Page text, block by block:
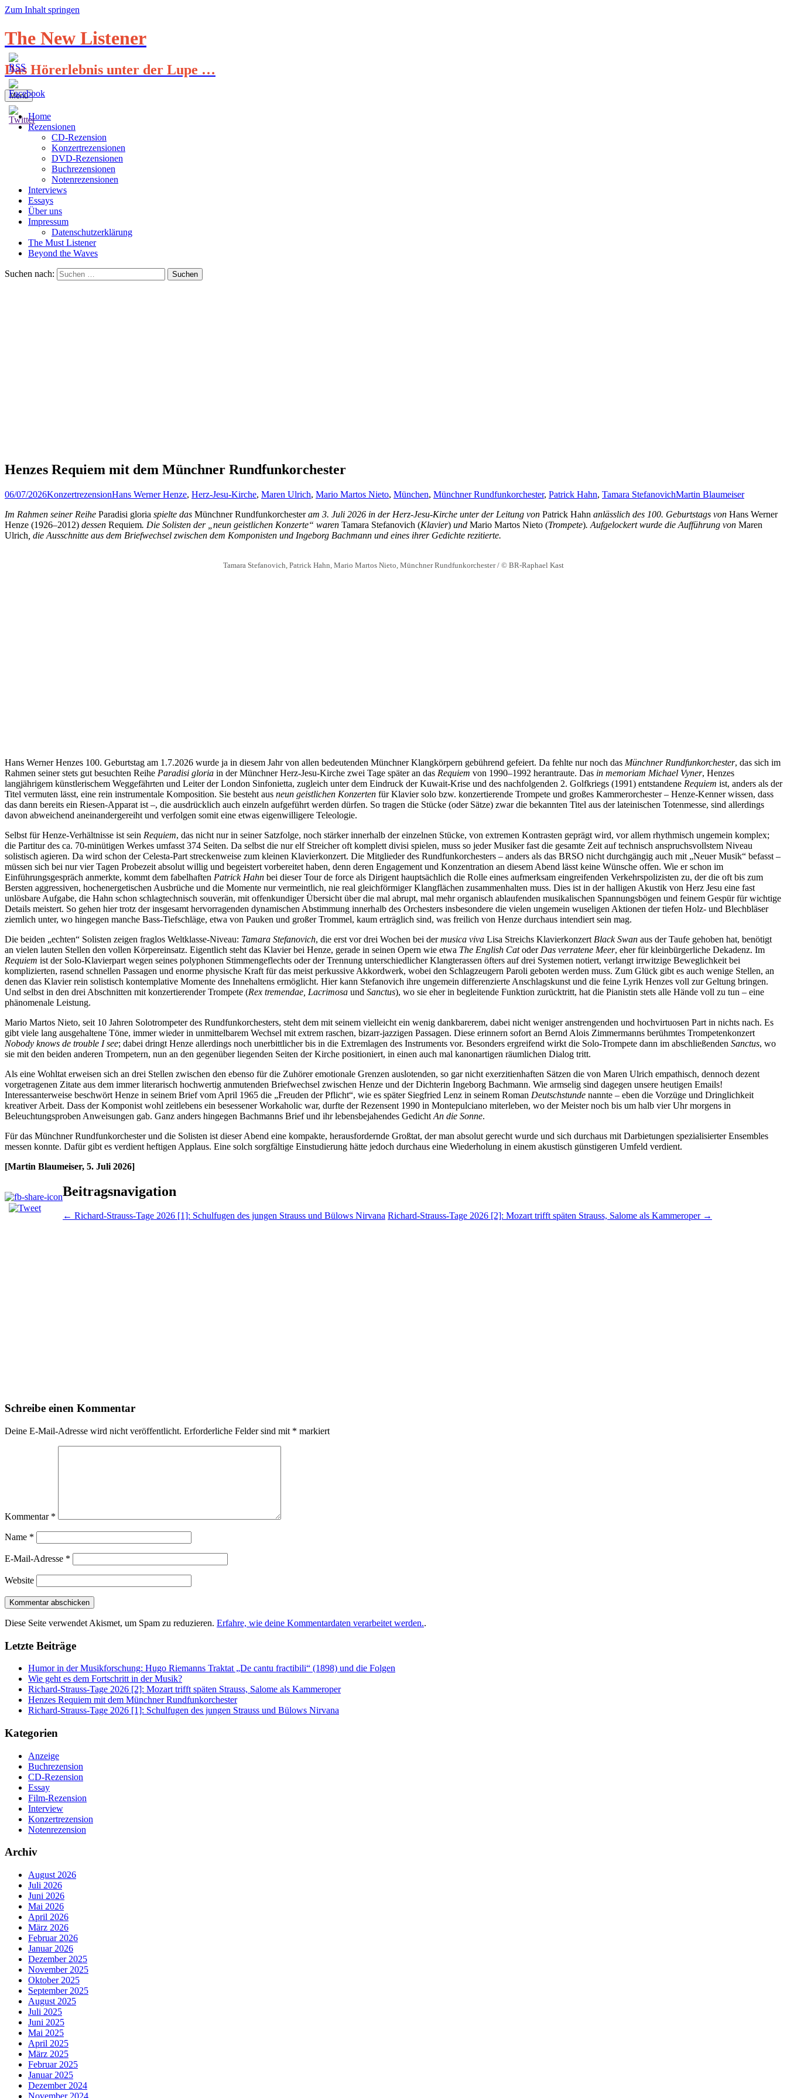
Zum Inhalt springen
The New Listener
Das Hörerlebnis unter der Lupe …
Menü
Home
Rezensionen
CD-Rezension
Konzertrezensionen
DVD-Rezensionen
Buchrezensionen
Notenrezensionen
Interviews
Essays
Über uns
Impressum
Datenschutzerklärung
The Must Listener
Beyond the Waves
Suchen nach:
Henzes Requiem mit dem Münchner Rundfunkorchester
06/07/2026KonzertrezensionHans Werner Henze, Herz-Jesu-Kirche, Maren Ulrich, Mario Martos Nieto, München, Münchner Rundfunkorchester, Patrick Hahn, Tamara StefanovichMartin Blaumeiser
Im Rahmen seiner Reihe Paradisi gloria spielte das Münchner Rundfunkorchesteram 3. Juli 2026 in der Herz-Jesu-Kirche unter der Leitung von Patrick Hahn anlässlich des 100. Geburtstags von Hans Werner
Henze (1926–2012) dessen Requiem. Die Solisten der „neun geistlichen Konzerte“ waren Tamara Stefanovich (Klavier) und Mario Martos Nieto (Trompete). Aufgelockert wurde die Aufführung von Maren
Ulrich , die Ausschnitte aus dem Briefwechsel zwischen dem Komponisten und Ingeborg Bachmann und eines ihrer Gedichte rezitierte.
Tamara Stefanovich, Patrick Hahn, Mario Martos Nieto, Münchner Rundfunkorchester / © BR-Raphael Kast
Hans Werner Henzes 100. Geburtstag am 1.7.2026 wurde ja in diesem Jahr von allen bedeutenden Münchner Klangkörpern gebührend gefeiert. Da fehlte nur noch das Münchner Rundfunkorchester, das sich im
Rahmen seiner stets gut besuchten Reihe Paradisi gloria in der Münchner Herz-Jesu-Kirche zwei Tage später an das Requiem von 1990–1992 herantraute. Das in memoriam Michael Vyner, Henzes
langjährigem künstlerischem Weggefährten und Leiter der London Sinfonietta, zugleich unter dem Eindruck der Kuwait-Krise und des nachfolgenden 2. Golfkriegs (1991) entstandene Requiem ist, anders als der
Titel vermuten lässt, eine rein instrumentale Komposition. Sie besteht aus neun geistlichen Konzerten für Klavier solo bzw. konzertierende Trompete und großes Kammerorchester – Henze-Kenner wissen, dass
das dann bereits ein Riesen-Apparat ist –, die ausdrücklich auch einzeln aufgeführt werden dürfen. So tragen die Stücke (oder Sätze) zwar die bekannten Titel aus der lateinischen Totenmesse, sind allerdings
davon abweichend aneinandergereiht und verfolgen somit eine etwas eigenwilligere Teleologie.
Selbst für Henze-Verhältnisse ist sein Requiem, das nicht nur in seiner Satzfolge, noch stärker innerhalb der einzelnen Stücke, von extremen Kontrasten geprägt wird, vor allem rhythmisch ungemein komplex;
die Partitur des ca. 70-minütigen Werkes umfasst 374 Seiten. Da selbst die nur elf Streicher oft komplett divisi spielen, muss so jeder Musiker fast die gesamte Zeit auf technisch anspruchsvollstem Niveau
solistisch agieren. Da wird schon der Celesta-Part streckenweise zum kleinen Klavierkonzert. Die Mitglieder des Rundfunkorchesters – anders als das BRSO nicht durchgängig auch mit „Neuer Musik“ befasst –
müssen sich bei nur vier Tagen Probezeit absolut willig und begeistert vorbereitet haben, denn deren Engagement und Konzentration an diesem Abend lässt keine Wünsche offen. Wie er schon im
Einführungsgespräch anmerkte, kommt dem fabelhaften Patrick Hahn bei dieser Tour de force als Dirigent hauptsächlich die Rolle eines aufmerksam eingreifenden Verkehrspolizisten zu, der die oft bis zum
Bersten aggressiven, hochenergetischen Ausbrüche und die Momente nur vermeintlich, nie real gleichförmiger Klangflächen zusammenhalten muss. Dies ist in der halligen Akustik von Herz Jesu eine fast
unlösbare Aufgabe, die Hahn schon schlagtechnisch souverän, mit offenkundiger Übersicht über die mal abrupt, mal mehr organisch ablaufenden musikalischen Spannungsbögen und feinem Gespür für wichtige
Details meistert. So gehen hier trotz der insgesamt hervorragenden dynamischen Abstimmung innerhalb des Orchesters insbesondere die vielen ungemein wuseligen Aktionen der tiefen Holz- und Blechbläser
ziemlich unter, wo hingegen manche Bass-Tiefschläge, etwa von Pauken und großer Trommel, kaum erträglich sind, was freilich von Henze durchaus intendiert sein mag.
Die beiden „echten“ Solisten zeigen fraglos Weltklasse-Niveau: Tamara Stefanovich, die erst vor drei Wochen bei dermusica viva Lisa Streichs Klavierkonzert Black Swan aus der Taufe gehoben hat, benötigt
an vielen lauten Stellen den vollen Körpereinsatz. Eigentlich steht das Klavier bei Henze, gerade in seinen Opern wie etwa The English Catoder Das verratene Meer, eher für kleinbürgerliche Dekadenz. Im
Requiem ist der Solo-Klavierpart wegen seines polyphonen Stimmengeflechts oder der Trennung unterschiedlicher Klangterassen öfters auf drei Systemen notiert, verlangt irrwitzige Beweglichkeit bei
komplizierten, rasend schnellen Passagen und enorme physische Kraft für das meist perkussive Akkordwerk, wobei den Schlagzeugern Paroli geboten werden muss. Zum Glück gibt es auch wenige Stellen, an
denen das Klavier rein solistisch kontemplative Momente des Innehaltens ermöglicht. Hier kann Stefanovich ihre ungemein differenzierte Anschlagskunst und die feine Lyrik Henzes voll zur Geltung bringen.
Und selbst in den drei Abschnitten mit konzertierender Trompete (Rex tremendae, Lacrimosa und Sanctus), wo sie eher in begleitende Funktion zurücktritt, hat die Pianistin stets alle Hände voll zu tun – eine
phänomenale Leistung.
Mario Martos Nieto, seit 10 Jahren Solotrompeter des Rundfunkorchesters, steht dem mit seinem vielleicht ein wenig dankbarerem, dabei nicht weniger anstrengenden und hochvirtuosen Part in nichts nach. Es
gibt viele lang ausgehaltene Töne, immer wieder in unmittelbarem Wechsel mit extrem raschen, bizarr-jazzigen Passagen. Diese erinnern sofort an Bernd Alois Zimmermanns berühmtes Trompetenkonzert
Nobody knows de trouble I see; dabei dringt Henze allerdings noch unerbittlicher bis in die Extremlagen des Instruments vor. Besonders ergreifend wirkt die Solo-Trompete dann im abschließenden Sanctus, wo
sie mit den beiden anderen Trompetern, nun an den gegenüber liegenden Seiten der Kirche positioniert, in einen auch mal kanonartigen räumlichen Dialog tritt.
Als eine Wohltat erweisen sich an drei Stellen zwischen den ebenso für die Zuhörer emotionale Grenzen auslotenden, so gar nicht exerzitienhaften Sätzen die von Maren Ulrich empathisch, dennoch dezent
vorgetragenen Zitate aus dem immer literarisch hochwertig anmutenden Briefwechsel zwischen Henze und der Dichterin Ingeborg Bachmann. Wie armselig sind dagegen unsere heutigen Emails!
Interessanterweise beschwört Henze in seinem Brief vom April 1965 die „Freuden der Pflicht“, wie es später Siegfried Lenz in seinem Roman Deutschstunde nannte – eben die Vorzüge und Dringlichkeit
kreativer Arbeit. Dass der Komponist wohl zeitlebens ein besessener Workaholic war, durfte der Rezensent 1990 in Montepulciano miterleben, wo der Meister noch bis um halb vier Uhr morgens in
Beleuchtungsproben Anweisungen gab. Ganz anders hingegen Bachmanns Brief und ihr lebensbejahendes Gedicht An die Sonne.
Für das Münchner Rundfunkorchester und die Solisten ist dieser Abend eine kompakte, herausfordernde Großtat, der man absolut gerecht wurde und sich durchaus mit Darbietungen spezialisierter Ensembles
messen konnte. Dafür gibt es verdient heftigen Applaus. Eine solch sorgfältige Einstudierung hätte jedoch durchaus eine Wiederholung in einem akustisch günstigeren Umfeld verdient.
[Martin Blaumeiser, 5. Juli 2026]
Beitragsnavigation
← Richard-Strauss-Tage 2026 [1]: Schulfugen des jungen Strauss und Bülows Nirvana Richard-Strauss-Tage 2026 [2]: Mozart trifft späten Strauss, Salome als Kammeroper →
Schreibe einen Kommentar
Deine E-Mail-Adresse wird nicht veröffentlicht. Erforderliche Felder sind mit * markiert
Kommentar *
Name *
E-Mail-Adresse *
Website
Diese Seite verwendet Akismet, um Spam zu reduzieren. Erfahre, wie deine Kommentardaten verarbeitet werden..
Letzte Beiträge
Humor in der Musikforschung: Hugo Riemanns Traktat „De cantu fractibili“ (1898) und die Folgen
Wie geht es dem Fortschritt in der Musik?
Richard-Strauss-Tage 2026 [2]: Mozart trifft späten Strauss, Salome als Kammeroper
Henzes Requiem mit dem Münchner Rundfunkorchester
Richard-Strauss-Tage 2026 [1]: Schulfugen des jungen Strauss und Bülows Nirvana
Kategorien
Anzeige
Buchrezension
CD-Rezension
Essay
Film-Rezension
Interview
Konzertrezension
Notenrezension
Archiv
August 2026
Juli 2026
Juni 2026
Mai 2026
April 2026
März 2026
Februar 2026
Januar 2026
Dezember 2025
November 2025
Oktober 2025
September 2025
August 2025
Juli 2025
Juni 2025
Mai 2025
April 2025
März 2025
Februar 2025
Januar 2025
Dezember 2024